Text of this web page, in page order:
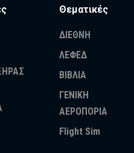
Θεματικές
ΔΙΕΘΝΗ
ΛΕΦΕΔ
ΒΙΒΛΙΑ
ΓΕΝΙΚΗ
ΑΕΡΟΠΟΡΙΑ
Flight Sim